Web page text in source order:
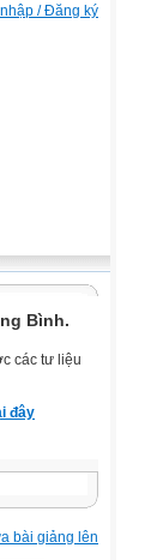
/ Đăng ký
Bình.
các tư liệu
đây
bài giảng lên